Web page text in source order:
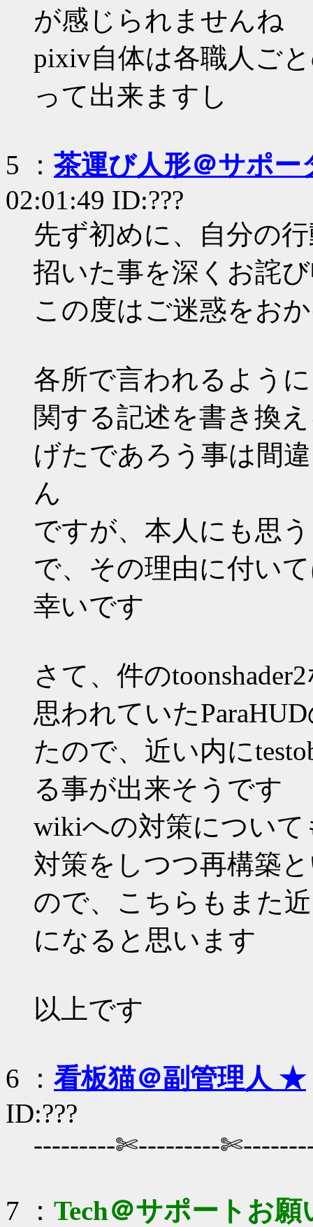
が感じられませんね
pixiv自体は各職人ご
って出来ますし
5 ： 茶運び人形＠サポ
02:01:49 ID:???
先ず初めに、自分の
招いた事を深くお詫
この度はご迷惑をお
各所で言われるよう
関する記述を書き換
げたであろう事は間
ん
ですが、本人にも思
で、その理由に付い
幸いです
さて、件の
思われていた
たので、近い内に
る事が出来そうです
wikiへの対策につい
対策をしつつ再構築
ので、こちらもまた
になると思います
以上です
6 ： 看板猫＠副管理人 ★
ID:???
---------✄---------
7 ： Tech＠サポートお